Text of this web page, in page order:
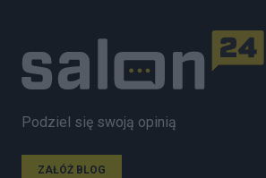
Podziel się swoją opinią
ZAŁÓŻ BLOG